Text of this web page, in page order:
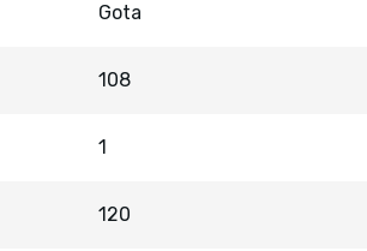
Gota
108
1
120